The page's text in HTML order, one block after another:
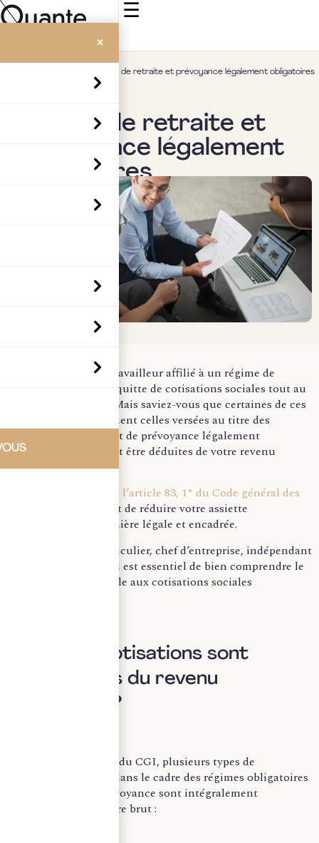
☰
×
Régime de retraite et prévoyance légalement obligatoires
Régime de retraite et
prévoyance légalement
obligatoires
Chaque salarié ou travailleur affilié à un régime de
sécurité sociale s’acquitte de cotisations sociales tout au
long de sa carrière. Mais saviez-vous que certaines de ces
cotisations, notamment celles versées au titre des
régimes de retraite et de prévoyance légalement
obligatoires, peuvent être déduites de votre revenu
imposable ?
Cette règle, prévue à l’article 83, 1° du Code général des
, permet de réduire votre assiette
d’imposition de manière légale et encadrée.
Que vous soyez particulier, chef d’entreprise, indépendant
ou salarié détaché, il est essentiel de bien comprendre le
cadre fiscal applicable aux cotisations sociales
I. Quelles cotisations sont
déductibles du revenu
imposable ?
Selon l’article 83, 1° du CGI, plusieurs types de
cotisations versées dans le cadre des régimes obligatoires
de retraite et de prévoyance sont intégralement
déductibles du salaire brut :